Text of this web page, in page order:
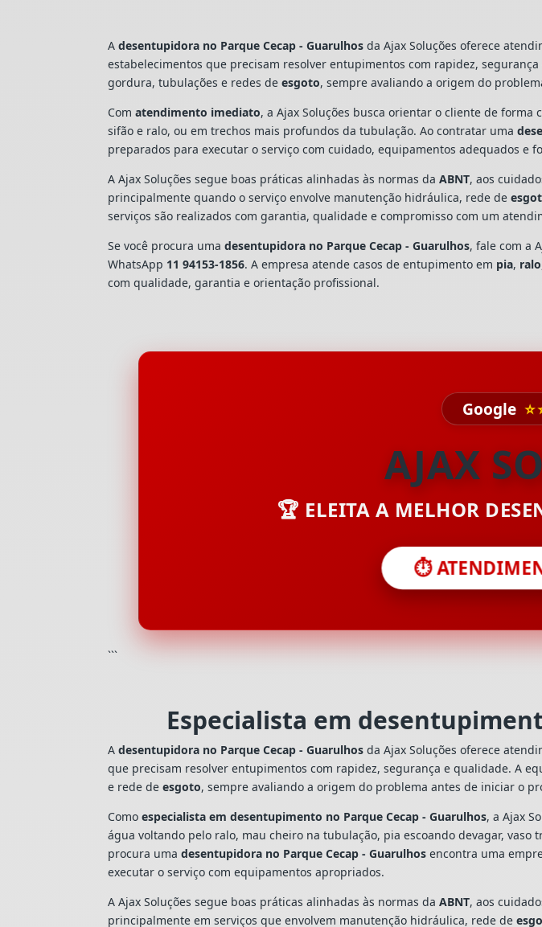
Adesentupidora no Parque Cecap - Guarulhos da Ajax Soluções oferece
estabelecimentos que precisam resolver entupimentos com rapidez,
gordura, tubulações e redes deesgoto, sempre avaliando a origem do
Comatendimento imediato, a Ajax Soluções busca orientar o cliente de
sifão e ralo, ou em trechos mais profundos da tubulação. Ao contratar uma
preparados para executar o serviço com cuidado, equipamentos adequados e
A Ajax Soluções segue boas práticas alinhadas às normas daABNT, aos
principalmente quando o serviço envolve manutenção hidráulica, rede de
serviços são realizados com garantia, qualidade e compromisso com um
Se você procura umadesentupidora no Parque Cecap - Guarulhos, fale com a
WhatsApp 11 94153-1856. A empresa atende casos de entupimento em pia, ralo
com qualidade, garantia e orientação profissional.
Google
AJAX
🏆 ELEITA A MELHOR
⏱️
```
Especialista em
Adesentupidora no Parque Cecap - Guarulhos da Ajax Soluções oferece
que precisam resolver entupimentos com rapidez, segurança e qualidade. A
e rede deesgoto, sempre avaliando a origem do problema antes de iniciar o
Comoespecialista em desentupimento no Parque Cecap - Guarulhos, a Ajax
água voltando pelo ralo, mau cheiro na tubulação, pia escoando devagar,
procura umadesentupidora no Parque Cecap - Guarulhos encontra uma
executar o serviço com equipamentos apropriados.
A Ajax Soluções segue boas práticas alinhadas às normas daABNT, aos
principalmente em serviços que envolvem manutenção hidráulica, rede de